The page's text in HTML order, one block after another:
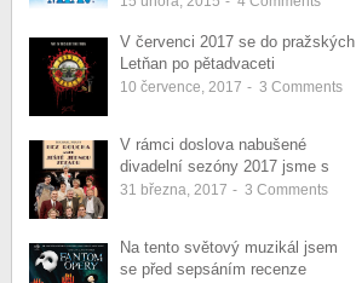
V červenci 2017 se do pražských
Letňan po pětadvaceti
10 července, 2017 - 3 Comments
V rámci doslova nabušené
divadelní sezóny 2017 jsme s
31 března, 2017 - 3 Comments
Na tento světový muzikál jsem
se před sepsáním recenze